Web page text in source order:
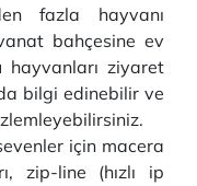
fazla hayvanı
bahçesine ev
hayvanları ziyaret
bilgi edinebilir ve
için macera
zip-line (hızlı ip